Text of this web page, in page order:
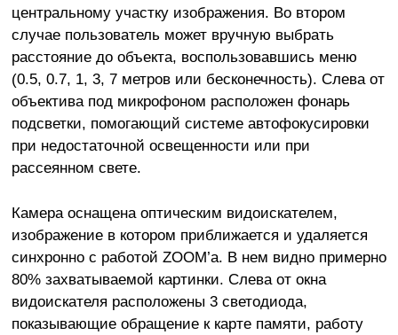
центральному участку изображения. Во втором
случае пользователь может вручную выбрать
расстояние до объекта, воспользовавшись меню
(0.5, 0.7, 1, 3, 7 метров или бесконечность). Слева от
объектива под микрофоном расположен фонарь
подсветки, помогающий системе автофокусировки
при недостаточной освещенности или при
рассеянном свете.
Камера оснащена оптическим видоискателем,
изображение в котором приближается и удаляется
синхронно с работой ZOOM’а. В нем видно примерно
80% захватываемой картинки. Слева от окна
видоискателя расположены 3 светодиода,
показывающие обращение к карте памяти, работу